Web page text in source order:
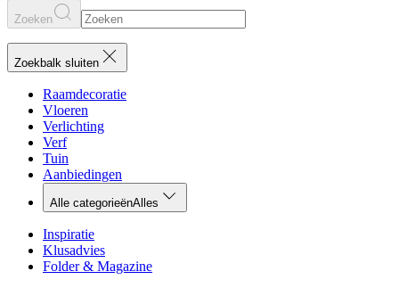
Zoeken
Zoekbalk sluiten
Raamdecoratie
Vloeren
Verlichting
Verf
Tuin
Aanbiedingen
Alle categorieënAlles
Inspiratie
Klusadvies
Folder & Magazine